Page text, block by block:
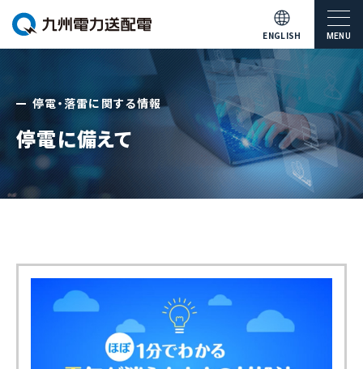
ENGLISH MENU
停電・落雷に関する情報
停電に備えて